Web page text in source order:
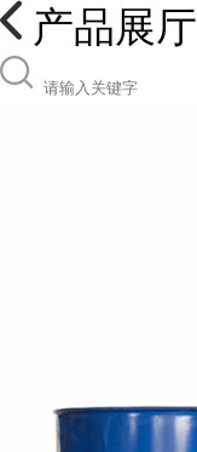
产品展厅